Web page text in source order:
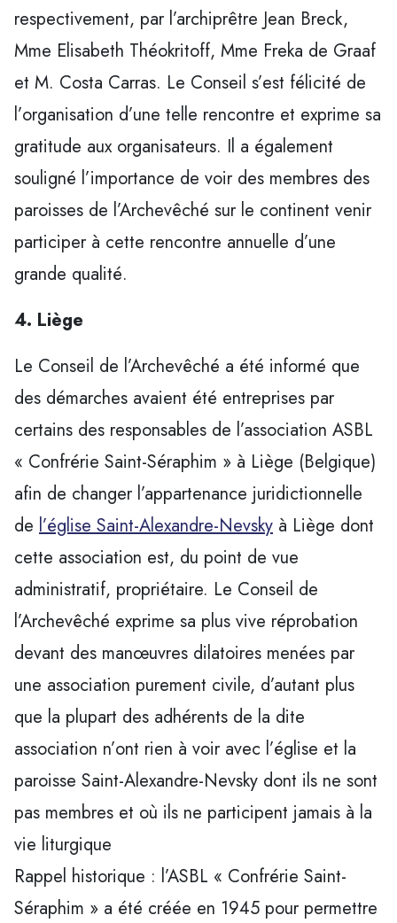
respectivement, par l’archiprêtre Jean Breck,
Mme Elisabeth Théokritoff, Mme Freka de Graaf
et M. Costa Carras. Le Conseil s’est félicité de
l’organisation d’une telle rencontre et exprime sa
gratitude aux organisateurs. Il a également
souligné l’importance de voir des membres des
paroisses de l’Archevêché sur le continent venir
participer à cette rencontre annuelle d’une
grande qualité.
4. Liège
Le Conseil de l’Archevêché a été informé que
des démarches avaient été entreprises par
certains des responsables de l’association ASBL
« Confrérie Saint-Séraphim » à Liège (Belgique)
afin de changer l’appartenance juridictionnelle
de l’église Saint-Alexandre-Nevsky à Liège dont
cette association est, du point de vue
administratif, propriétaire. Le Conseil de
l’Archevêché exprime sa plus vive réprobation
devant des manœuvres dilatoires menées par
une association purement civile, d’autant plus
que la plupart des adhérents de la dite
association n’ont rien à voir avec l’église et la
paroisse Saint-Alexandre-Nevsky dont ils ne sont
pas membres et où ils ne participent jamais à la
vie liturgique
Rappel historique : l’ASBL « Confrérie Saint-
Séraphim » a été créée en 1945 pour permettre